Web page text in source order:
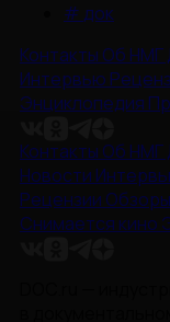
# док
Контакты Об НМГ
Интервью
Энциклопедия
Контакты Об НМГ
Новости
Рецензии Обзоры
Снимается кино